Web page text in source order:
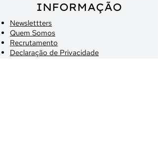
INFORMAÇÃO
Newslettters
Quem Somos
Recrutamento
Declaração de Privacidade